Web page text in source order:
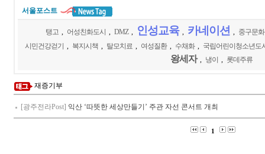
서울포스트
탱고 어성친화도시 DMZ 인성교육 카네이션
중구문
시민건강걷기
복지시책 탈모치료 여성질환 수채화 국립어린이청소년도
왕세자 냉이 롯데주류
재증기부
[광주전라Post] 익산 ‘따뜻한 세상만들기’ 주관 자선 콘서트 개최
1